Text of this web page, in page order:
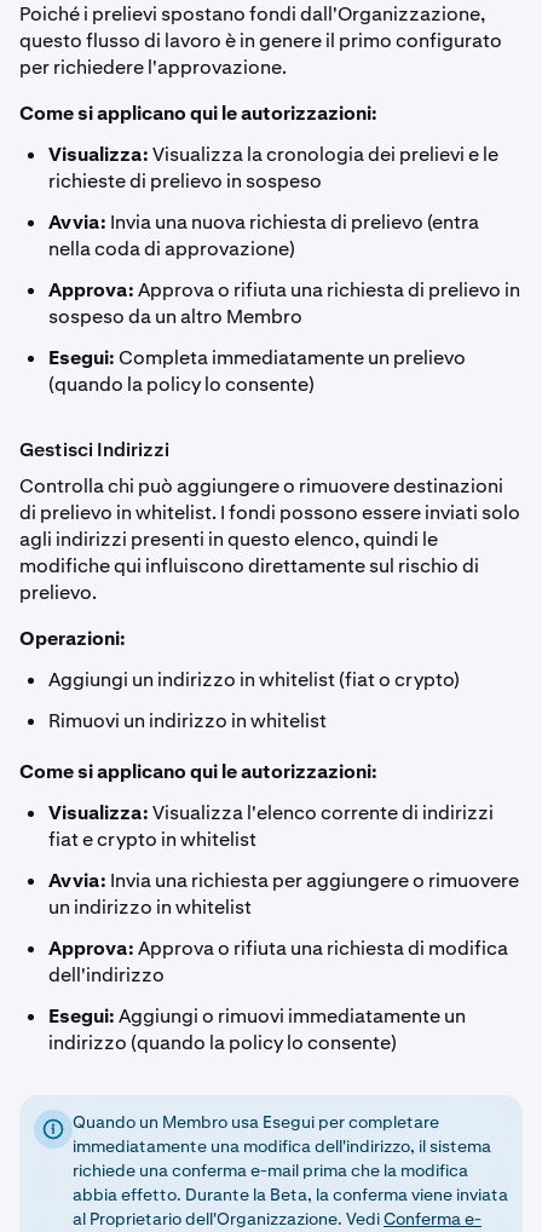
Poiché i prelievi spostano fondi dall'Organizzazione,
questo flusso di lavoro è in genere il primo configurato
per richiedere l'approvazione.
Come si applicano qui le autorizzazioni:
Visualizza:Visualizza la cronologia dei prelievi e le
richieste di prelievo in sospeso
Avvia: Invia una nuova richiesta di prelievo (entra
nella coda di approvazione)
Approva:Approva o rifiuta una richiesta di prelievo in
sospeso da un altro Membro
Esegui:Completa immediatamente un prelievo
(quando la policy lo consente)
Gestisci Indirizzi
Controlla chi può aggiungere o rimuovere destinazioni
di prelievo in whitelist. I fondi possono essere inviati solo
agli indirizzi presenti in questo elenco, quindi le
modifiche qui influiscono direttamente sul rischio di
prelievo.
Operazioni:
Aggiungi un indirizzo in whitelist (fiat o crypto)
Rimuovi un indirizzo in whitelist
Come si applicano qui le autorizzazioni:
Visualizza:Visualizza l'elenco corrente di indirizzi
fiat e crypto in whitelist
Avvia: Invia una richiesta per aggiungere o rimuovere
un indirizzo in whitelist
Approva:Approva o rifiuta una richiesta di modifica
dell'indirizzo
Esegui:Aggiungi o rimuovi immediatamente un
indirizzo (quando la policy lo consente)
Quando un Membro usa Esegui per completare
immediatamente una modifica dell'indirizzo, il sistema
richiede una conferma e-mail prima che la modifica
abbia effetto. Durante la Beta, la conferma viene inviata
al Proprietario dell'Organizzazione. VediConferma e-